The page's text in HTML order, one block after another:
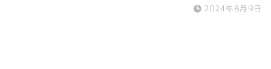
2024年8月9日